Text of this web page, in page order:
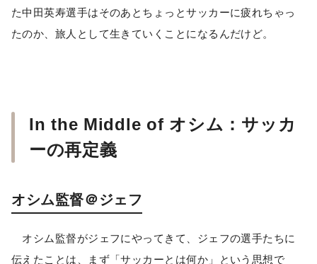
た中田英寿選手はそのあとちょっとサッカーに疲れちゃっ
たのか、旅人として生きていくことになるんだけど。
In the Middle of オシム：サッカ
ーの再定義
オシム監督＠ジェフ
オシム監督がジェフにやってきて、ジェフの選手たちに
伝えたことは、まず「サッカーとは何か」という思想で